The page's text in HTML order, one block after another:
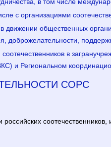
с организациями
движении общественных
доброжелательности,
в
и Региональном
СОРС